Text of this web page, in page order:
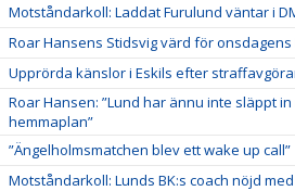
Motståndarkoll: Laddat Furulund väntar i
Roar Hansens Stidsvig värd för onsdagens
Upprörda känslor i Eskils efter
Roar Hansen: ”Lund har ännu inte släppt in
hemmaplan”
”Ängelholmsmatchen blev ett wake up call”
Motståndarkoll: Lunds BK:s coach nöjd